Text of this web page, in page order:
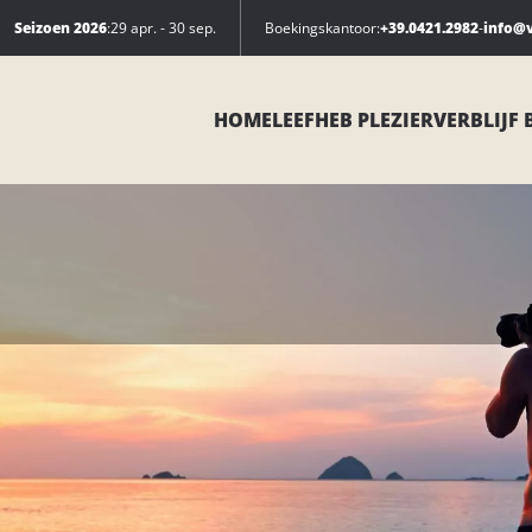
Seizoen 2026:29 apr. - 30 sep. Boekingskantoor:+39.0421.2982-
HOMELEEFHEB PLEZIERVERBLIJF